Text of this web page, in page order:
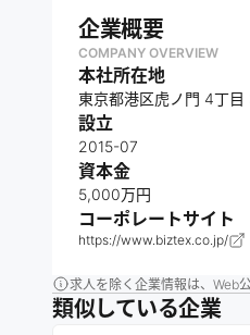
企業概要
COMPANY OVERVIEW
本社所在地
東京都港区虎ノ門 4丁
設立
2015-07
資本金
5,000万円
コーポレートサイト
https://www.biztex.co.jp/
求人を除く企業情報は、Web
類似している企業